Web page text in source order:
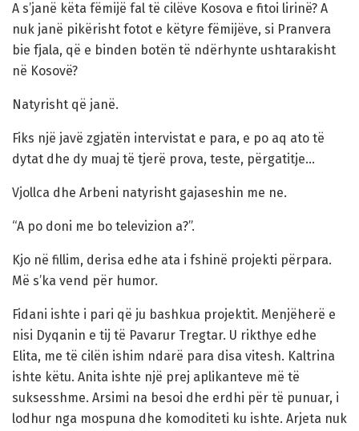
A s’janë këta fëmijë fal të cilëve Kosova e fitoi lirinë? A
nuk janë pikërisht fotot e këtyre fëmijëve, si Pranvera
bie fjala, që e binden botën të ndërhynte ushtarakisht
në Kosovë?
Natyrisht që janë.
Fiks një javë zgjatën intervistat e para, e po aq ato të
dytat dhe dy muaj të tjerë prova, teste, përgatitje…
Vjollca dhe Arbeni natyrisht gajaseshin me ne.
“A po doni me bo televizion a?”.
Kjo në fillim, derisa edhe ata i fshinë projekti përpara.
Më s’ka vend për humor.
Fidani ishte i pari që ju bashkua projektit. Menjëherë e
nisi Dyqanin e tij të Pavarur Tregtar. U rikthye edhe
Elita, me të cilën ishim ndarë para disa vitesh. Kaltrina
ishte këtu. Anita ishte një prej aplikanteve më të
suksesshme. Arsimi na besoi dhe erdhi për të punuar, i
lodhur nga mospuna dhe komoditeti ku ishte. Arjeta nuk